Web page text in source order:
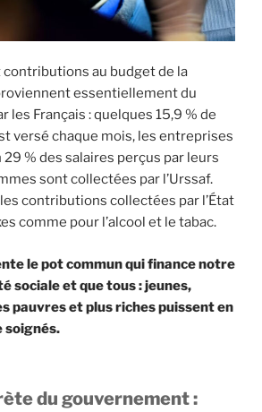
au budget de la
essentiellement du
les Français : quelques 15,9 % de
versé chaque mois, les entreprises
% des salaires perçus par leurs
sont collectées par l’Urssaf.
contributions collectées par l’État
comme pour l’alcool et le tabac.
le pot commun qui finance notre
sociale et que tous : jeunes,
pauvres et plus riches puissent en
soignés.
du gouvernement :